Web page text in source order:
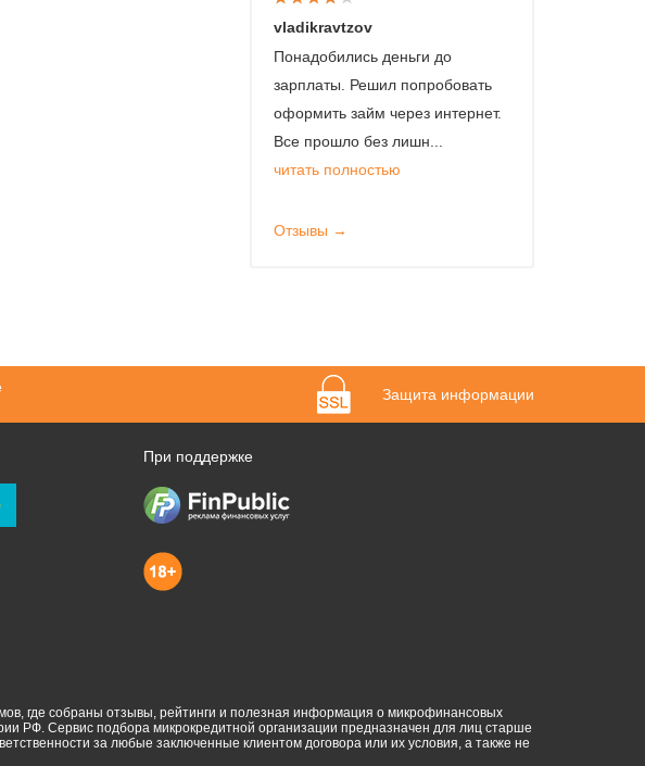
vladikravtzov
Понадобились деньги до
зарплаты. Решил попробовать
оформить займ через интернет.
Все прошло без лишн...
читать полностью
Отзывы →
Защита информации
При поддержке
где собраны отзывы, рейтинги и полезная информация о микрофинансовых
РФ. Сервис подбора микрокредитной организации предназначен для лиц старше
за любые заключенные клиентом договора или их условия, а также не